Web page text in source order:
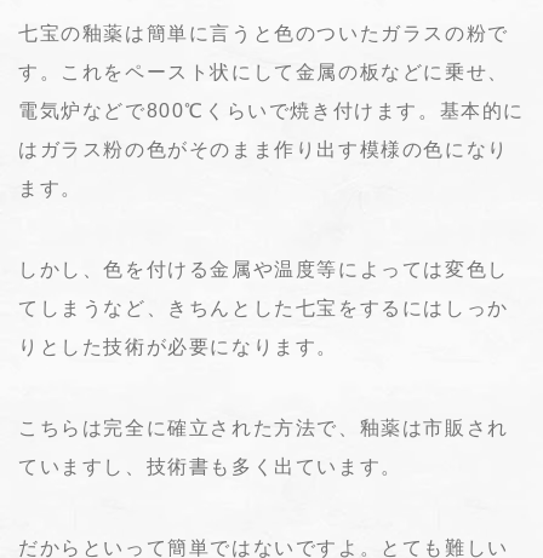
七宝の釉薬は簡単に言うと色のついたガラスの粉で
す。これをペースト状にして金属の板などに乗せ、
電気炉などで800℃くらいで焼き付けます。基本的に
はガラス粉の色がそのまま作り出す模様の色になり
ます。
しかし、色を付ける金属や温度等によっては変色し
てしまうなど、きちんとした七宝をするにはしっか
りとした技術が必要になります。
こちらは完全に確立された方法で、釉薬は市販され
ていますし、技術書も多く出ています。
だからといって簡単ではないですよ。とても難しい